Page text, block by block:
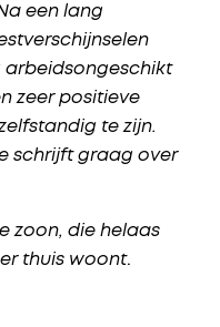
een lang
arbeidsongeschikt
zeer positieve
te zijn.
schrijft graag over
zoon, die helaas
thuis woont.